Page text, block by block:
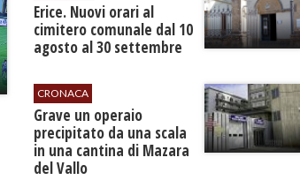
​Erice. Nuovi orari al
cimitero comunale dal 10
agosto al 30 settembre
CRONACA
​Grave un operaio
precipitato da una scala
in una cantina di Mazara
del Vallo